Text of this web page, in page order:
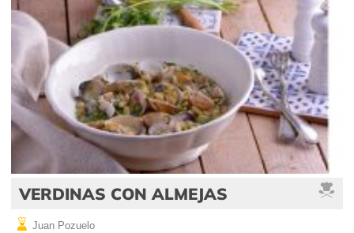
VERDINAS CON ALMEJAS
Juan Pozuelo